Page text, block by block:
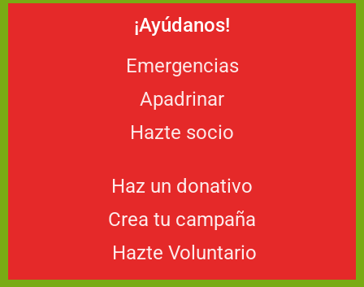
¡Ayúdanos!
Emergencias
Apadrinar
Hazte socio
Haz un donativo
Crea tu campaña
Hazte Voluntario